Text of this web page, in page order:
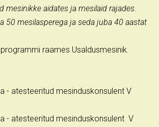
mesinikke aidates ja mesilaid rajades.
50 mesilasperega ja seda juba 40 aastat
raames Usaldusmesinik.
- atesteeritud mesinduskonsulent V
- atesteeritud mesinduskonsulent V